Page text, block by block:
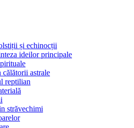
și echinocții
ideilor principale
astrale
reptilian
străvechimi